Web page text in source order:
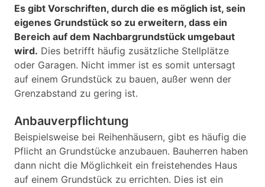
Es gibt Vorschriften, durch die es möglich ist, sein
eigenes Grundstück so zu erweitern, dass ein
Bereich auf dem Nachbargrundstück umgebaut
wird. Dies betrifft häufig zusätzliche Stellplätze
oder Garagen. Nicht immer ist es somit untersagt
auf einem Grundstück zu bauen, außer wenn der
Grenzabstand zu gering ist.
Anbauverpflichtung
Beispielsweise bei Reihenhäusern, gibt es häufig die
Pflicht an Grundstücke anzubauen. Bauherren haben
dann nicht die Möglichkeit ein freistehendes Haus
auf einem Grundstück zu errichten. Dies ist ein